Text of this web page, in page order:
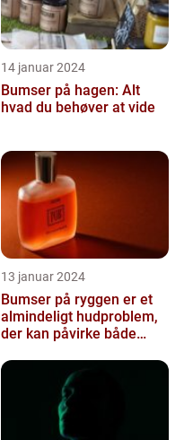
14 januar 2024
Bumser på hagen: Alt
hvad du behøver at vide
13 januar 2024
Bumser på ryggen er et
almindeligt hudproblem,
der kan påvirke både